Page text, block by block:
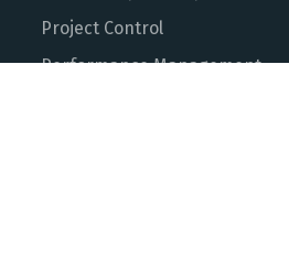
Project Control
Performance Management